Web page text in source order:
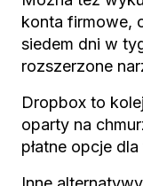
konta firmowe,
siedem dni w
rozszerzone
Dropbox to
oparty na
płatne opcje dla